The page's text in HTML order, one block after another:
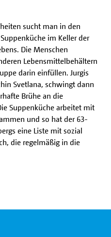
sucht man in den
im Keller der
Die Menschen
Lebensmittelbehältern
darin einfüllen. Jurgis
Svetlana, schwingt dann
Brühe an die
Suppenküche arbeitet mit
und so hat der 63-
eine Liste mit sozial
die regelmäßig in die